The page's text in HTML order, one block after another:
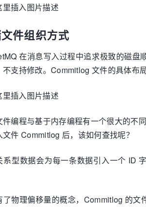
件组织方式
在消息写入过程中追求极致的磁
不支持修改。Commitlog 文件的具体布
件编程与基于内存编程有一个很大的不
文件 Commitlog 后，该如何查找呢？
系型数据会为每一条数据引入一个 ID
了物理偏移量的概念，Commitlog 的